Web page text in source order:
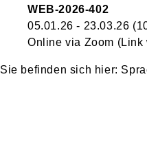
WEB-2026-402
05.01.26 - 23.03.26
Online via Zoom (Link